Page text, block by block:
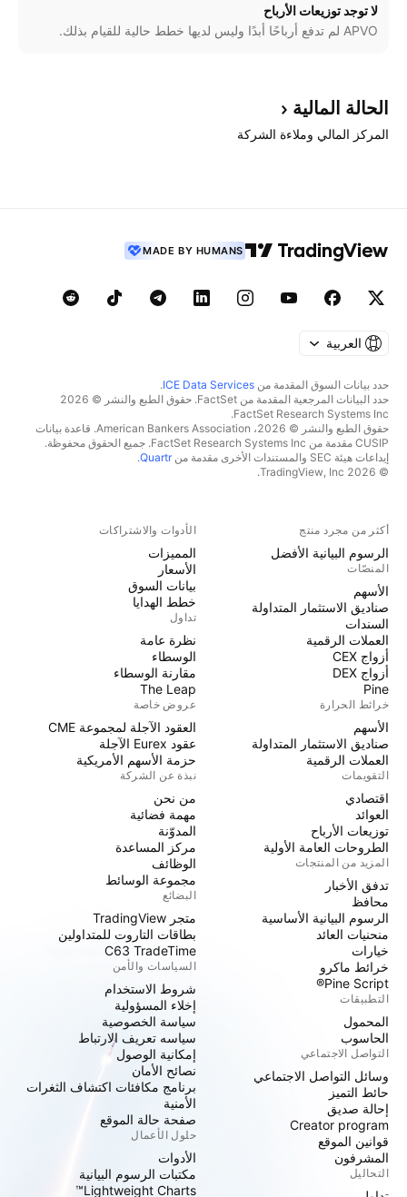
لا توجد توزيعات الأرباح
APVO لم تدفع أرباحًا أبدًا وليس لديها خطط حالية للقيام بذلك.
الحالة المالية
المركز المالي وملاءة الشركة
MADE BY HUMANS
العربية
حدد بيانات السوق المقدمة من ICE Data Services
.
حدد البيانات المرجعية المقدمة من FactSet. حقوق الطبع والنشر © 2026
FactSet Research Systems Inc.
حقوق الطبع والنشر © 2026، American Bankers Association. قاعدة بيانات
CUSIP مقدمة من FactSet Research Systems Inc. جميع الحقوق محفوظة.
إيداعات هيئة SEC والمستندات الأخرى مقدمة من
Quartr
.
© 2026 TradingView, Inc.
أكثر من مجرد منتج
الرسوم البيانية الأفضل
المنصّات
الأسهم
صناديق الاستثمار المتداولة
السندات
العملات الرقمية
أزواج CEX
أزواج DEX
Pine
خرائط الحرارة
الأسهم
صناديق الاستثمار المتداولة
العملات الرقمية
التقويمات
اقتصادي
العوائد
توزيعات الأرباح
الطروحات العامة الأولية
المزيد من المنتجات
تدفق الأخبار
محافظ
الرسوم البيانية الأساسية
منحنيات العائد
خيارات
خرائط ماكرو
Pine Script®
التطبيقات
المحمول
الحاسوب
التواصل الاجتماعي
وسائل التواصل الاجتماعي
حائط التميز
إحالة صديق
Creator program
قوانين الموقع
المشرفون
التحاليل
الأدوات والاشتراكات
المميزات
الأسعار
بيانات السوق
خطط الهدايا
تداول
نظرة عامة
الوسطاء
مقارنة الوسطاء
The Leap
عروض خاصة
العقود الآجلة لمجموعة CME
عقود Eurex الآجلة
حزمة الأسهم الأمريكية
نبذة عن الشركة
من نحن
مهمة فضائية
المدوّنة
مركز المساعدة
الوظائف
مجموعة الوسائط
البضائع
متجر TradingView
بطاقات التاروت للمتداولين
C63 TradeTime
السياسات والأمن
شروط الاستخدام
إخلاء المسؤولية
سياسة الخصوصية
سياسه تعريف الارتباط
إمكانية الوصول
نصائح الأمان
برنامج مكافئات اكتشاف الثغرات
الأمنية
صفحة حالة الموقع
حلول الأعمال
الأدوات
مكتبات الرسوم البيانية
Lightweight Charts™